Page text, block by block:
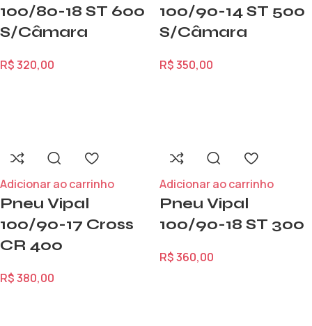
100/80-18 ST 600
S/Câmara
R$320,00
100/90-14 ST 500
S/Câmara
R$350,00
Adicionar ao carrinho
Pneu Vipal
100/90-17 Cross
CR 400
R$380,00
Adicionar ao carrinho
Pneu Vipal
100/90-18 ST 300
R$360,00